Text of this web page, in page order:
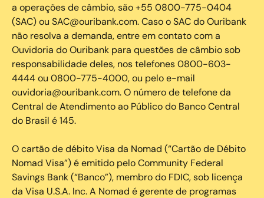
a operações de câmbio, são +55 0800-775-0404
(SAC) ou SAC@ouribank.com. Caso o SAC do Ouribank
não resolva a demanda, entre em contato com a
Ouvidoria do Ouribank para questões de câmbio sob
responsabilidade deles, nos telefones 0800-603-
4444 ou 0800-775-4000, ou pelo e-mail
ouvidoria@ouribank.com. O número de telefone da
Central de Atendimento ao Público do Banco Central
do Brasil é 145.
O cartão de débito Visa da Nomad (“Cartão de Débito
Nomad Visa”) é emitido pelo Community Federal
Savings Bank (“Banco”), membro do FDIC, sob licença
da Visa U.S.A. Inc. A Nomad é gerente de programas